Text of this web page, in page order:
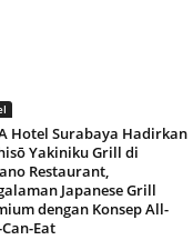
Hotel Surabaya Hadirkan
Yakiniku Grill di
Restaurant,
Japanese Grill
dengan Konsep All-
Eat